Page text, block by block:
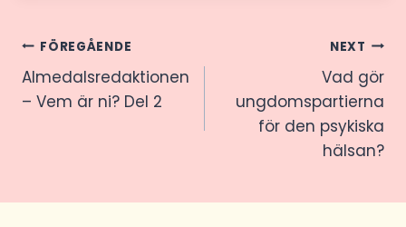
Inläggsnavigering
FÖREGÅENDE
Almedalsredaktionen
– Vem är ni? Del 2
NEXT
Vad gör
ungdomspartierna
för den psykiska
hälsan?